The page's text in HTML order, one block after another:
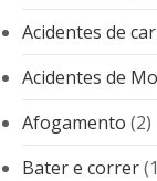
Acidentes de
Acidentes de
Afogamento (2)
Bater e correr